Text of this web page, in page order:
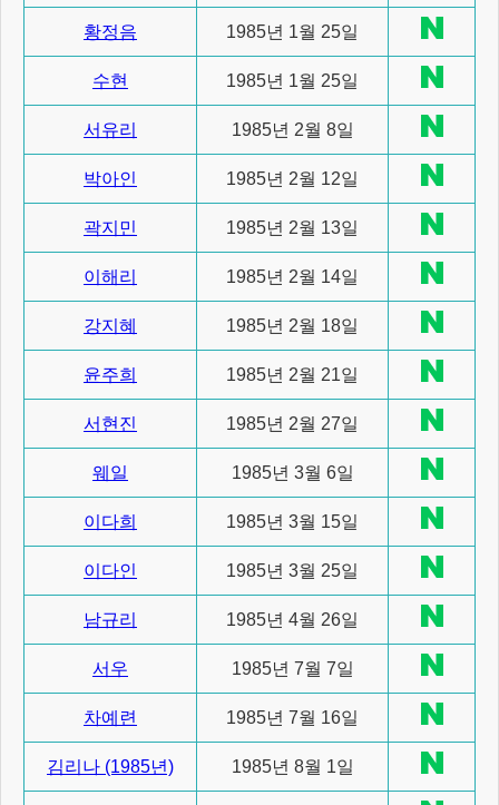
황정음 1985년 1월 25일
수현 1985년 1월 25일
서유리 1985년 2월 8일
박아인 1985년 2월 12일
곽지민 1985년 2월 13일
이해리 1985년 2월 14일
강지혜 1985년 2월 18일
윤주희 1985년 2월 21일
서현진 1985년 2월 27일
웨일 1985년 3월 6일
이다희 1985년 3월 15일
이다인 1985년 3월 25일
남규리 1985년 4월 26일
서우 1985년 7월 7일
차예련 1985년 7월 16일
김리나 (1985년) 1985년 8월 1일